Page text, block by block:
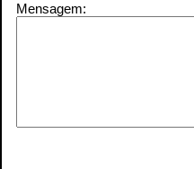
Mensagem: